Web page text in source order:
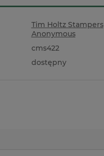
Tim Holtz Stampers
Anonymous
cms422
dostępny